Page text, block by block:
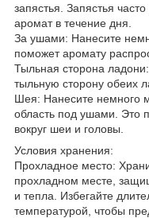
запястья. Запястья
аромат в течение дня.
За ушами: Нанесите
поможет аромату
Тыльная сторона
тыльную сторону обеих
Шея: Нанесите немного
область под ушами. Это
вокруг шеи и головы.
Условия хранения:
Прохладное место:
прохладном месте,
и тепла. Избегайте
температурой, чтобы